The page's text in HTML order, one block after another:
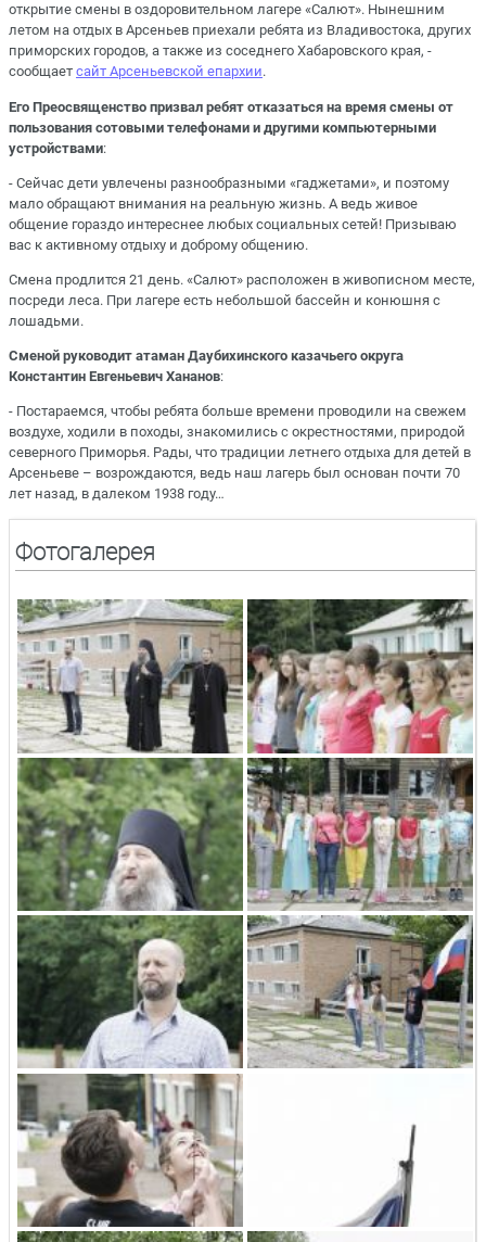
открытие смены в оздоровительном лагере «Салют». Нынешним
летом на отдых в Арсеньев приехали ребята из Владивостока, других
приморских городов, а также из соседнего Хабаровского края, -
сообщает сайт Арсеньевской епархии.
Его Преосвященство призвал ребят отказаться на время смены от
пользования сотовыми телефонами и другими компьютерными
устройствами:
- Сейчас дети увлечены разнообразными «гаджетами», и поэтому
мало обращают внимания на реальную жизнь. А ведь живое
общение гораздо интереснее любых социальных сетей! Призываю
вас к активному отдыху и доброму общению.
Смена продлится 21 день. «Салют» расположен в живописном месте,
посреди леса. При лагере есть небольшой бассейн и конюшня с
лошадьми.
Сменой руководит атаман Даубихинского казачьего округа
Константин Евгеньевич Хананов:
- Постараемся, чтобы ребята больше времени проводили на свежем
воздухе, ходили в походы, знакомились с окрестностями, природой
северного Приморья. Рады, что традиции летнего отдыха для детей в
Арсеньеве – возрождаются, ведь наш лагерь был основан почти 70
лет назад, в далеком 1938 году…
Фотогалерея